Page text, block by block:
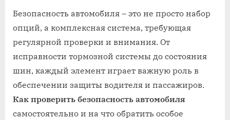
Безопасность автомобиля – это не просто набор
опций, а комплексная система, требующая
регулярной проверки и внимания. От
исправности тормозной системы до состояния
шин, каждый элемент играет важную роль в
обеспечении защиты водителя и пассажиров.
Как проверить безопасность автомобиля
самостоятельно и на что обратить особое